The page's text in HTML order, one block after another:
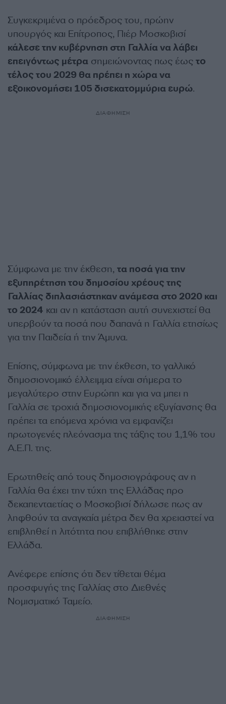
Συγκεκριμένα ο πρόεδρος του, πρώην
υπουργός και Επίτροπος, Πιέρ Μοσκοβισί
κάλεσε την κυβέρνηση στη Γαλλία να λάβει
επειγόντως μέτρα σημειώνοντας πως έως το
τέλος του 2029 θα πρέπει η χώρα να
εξοικονομήσει 105 δισεκατομμύρια ευρώ.
ΔΙΑΦΗΜΙΣΗ
Σύμφωνα με την έκθεση, τα ποσά για την
εξυπηρέτηση του δημοσίου χρέους της
Γαλλίας διπλασιάστηκαν ανάμεσα στο 2020 και
το 2024 και αν η κατάσταση αυτή συνεχιστεί θα
υπερβούν τα ποσά που δαπανά η Γαλλία ετησίως
για την Παιδεία ή την Άμυνα.
Επίσης, σύμφωνα με την έκθεση, το γαλλικό
δημοσιονομικό έλλειμμα είναι σήμερα το
μεγαλύτερο στην Ευρώπη και για να μπει η
Γαλλία σε τροχιά δημοσιονομικής εξυγίανσης θα
πρέπει τα επόμενα χρόνια να εμφανίζει
πρωτογενές πλεόνασμα της τάξης του 1,1% του
Α.Ε.Π. της.
Ερωτηθείς από τους δημοσιογράφους αν η
Γαλλία θα έχει την τύχη της Ελλάδας προ
δεκαπενταετίας ο Μοσκοβισί δήλωσε πως αν
ληφθούν τα αναγκαία μέτρα δεν θα χρειαστεί να
επιβληθεί η λιτότητα που επιβλήθηκε στην
Ελλάδα.
Ανέφερε επίσης ότι δεν τίθεται θέμα
προσφυγής της Γαλλίας στο Διεθνές
Νομισματικό Ταμείο.
ΔΙΑΦΗΜΙΣΗ